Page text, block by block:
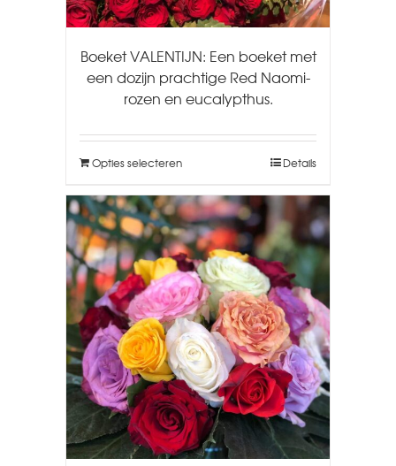
Boeket VALENTIJN: Een boeket met
een dozijn prachtige Red Naomi-
rozen en eucalypthus.
Opties selecteren Details